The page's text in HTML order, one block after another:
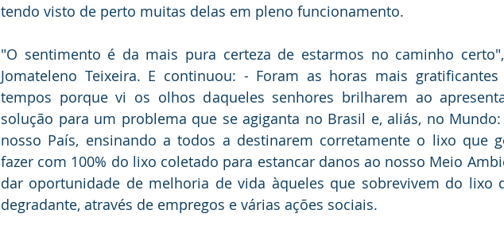
tendo visto de perto muitas delas em pleno funcionamento.
"O sentimento é da mais pura certeza de estarmos no caminho
Jomateleno Teixeira. E continuou: - Foram as horas mais
tempos porque vi os olhos daqueles senhores brilharem ao
solução para um problema que se agiganta no Brasil e, aliás, no
nosso País, ensinando a todos a destinarem corretamente o lixo que
fazer com 100% do lixo coletado para estancar danos ao nosso Meio
dar oportunidade de melhoria de vida àqueles que sobrevivem do lixo
degradante, através de empregos e várias ações sociais.